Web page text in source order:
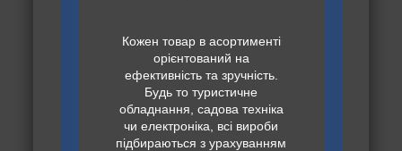
Кожен товар в асортименті
орієнтований на
ефективність та зручність.
Будь то туристичне
обладнання, садова техніка
чи електроніка, всі вироби
підбираються з урахуванням